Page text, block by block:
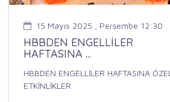
15 Mayıs 2025 , Perşembe 12:30
HBBDEN ENGELLİLER
HAFTASINA ...
HBBDEN ENGELLİLER HAFTASINA ÖZEL
ETKİNLİKLER